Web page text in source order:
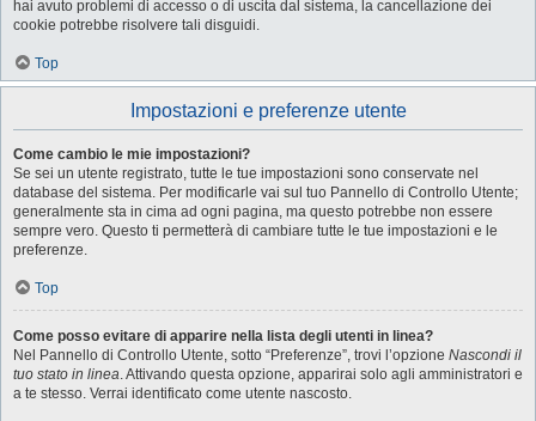
hai avuto problemi di accesso o di uscita dal sistema, la cancellazione dei
cookie potrebbe risolvere tali disguidi.
Top
Impostazioni e preferenze utente
Come cambio le mie impostazioni?
Se sei un utente registrato, tutte le tue impostazioni sono conservate nel
database del sistema. Per modificarle vai sul tuo Pannello di Controllo Utente;
generalmente sta in cima ad ogni pagina, ma questo potrebbe non essere
sempre vero. Questo ti permetterà di cambiare tutte le tue impostazioni e le
preferenze.
Top
Come posso evitare di apparire nella lista degli utenti in linea?
Nel Pannello di Controllo Utente, sotto “Preferenze”, trovi l’opzione Nascondi il
tuo stato in linea. Attivando questa opzione, apparirai solo agli amministratori e
a te stesso. Verrai identificato come utente nascosto.